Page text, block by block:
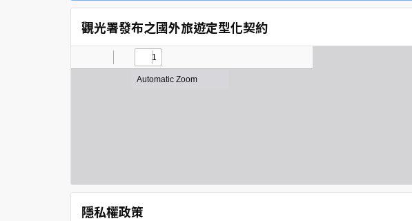
觀光署發布之國外旅遊定型化契約
隱私權政策